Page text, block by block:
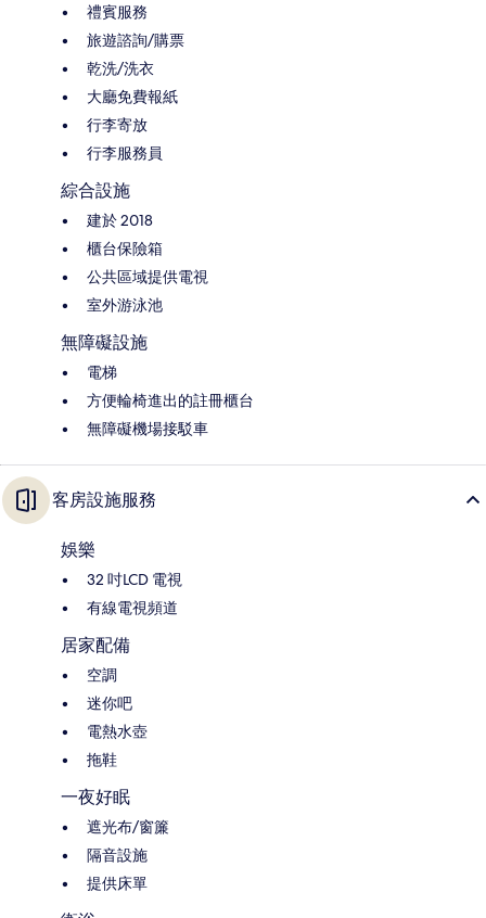
禮賓服務
旅遊諮詢/購票
乾洗/洗衣
大廳免費報紙
行李寄放
行李服務員
綜合設施
建於 2018
櫃台保險箱
公共區域提供電視
室外游泳池
無障礙設施
電梯
方便輪椅進出的註冊櫃台
無障礙機場接駁車
客房設施服務
娛樂
32 吋LCD 電視
有線電視頻道
居家配備
空調
迷你吧
電熱水壺
拖鞋
一夜好眠
遮光布/窗簾
隔音設施
提供床單